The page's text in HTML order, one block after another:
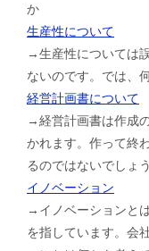
か
生産性について
→生産性については
ないのです。では、
経営計画書について
→経営計画書は作成
かれます。作って終
るのではないでしょ
イノベーション
→イノベーションと
を指しています。会